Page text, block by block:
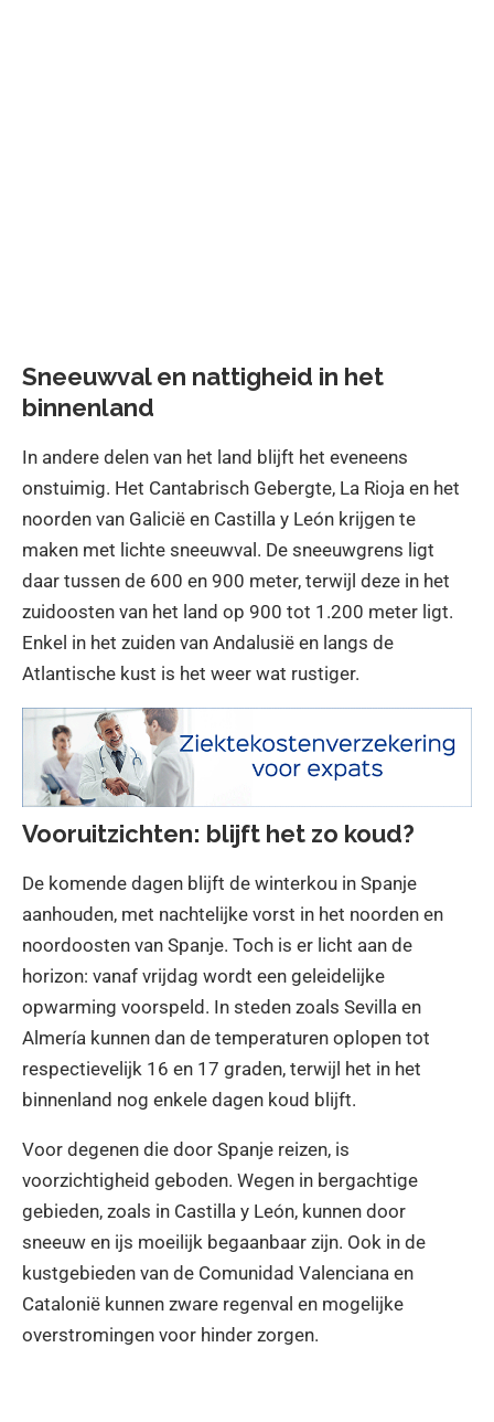
Sneeuwval en nattigheid in het
binnenland
In andere delen van het land blijft het eveneens
onstuimig. Het Cantabrisch Gebergte, La Rioja en het
noorden van Galicië en Castilla y León krijgen te
maken met lichte sneeuwval. De sneeuwgrens ligt
daar tussen de 600 en 900 meter, terwijl deze in het
zuidoosten van het land op 900 tot 1.200 meter ligt.
Enkel in het zuiden van Andalusië en langs de
Atlantische kust is het weer wat rustiger.
Vooruitzichten: blijft het zo koud?
De komende dagen blijft de winterkou in Spanje
aanhouden, met nachtelijke vorst in het noorden en
noordoosten van Spanje. Toch is er licht aan de
horizon: vanaf vrijdag wordt een geleidelijke
opwarming voorspeld. In steden zoals Sevilla en
Almería kunnen dan de temperaturen oplopen tot
respectievelijk 16 en 17 graden, terwijl het in het
binnenland nog enkele dagen koud blijft.
Voor degenen die door Spanje reizen, is
voorzichtigheid geboden. Wegen in bergachtige
gebieden, zoals in Castilla y León, kunnen door
sneeuw en ijs moeilijk begaanbaar zijn. Ook in de
kustgebieden van de Comunidad Valenciana en
Catalonië kunnen zware regenval en mogelijke
overstromingen voor hinder zorgen.